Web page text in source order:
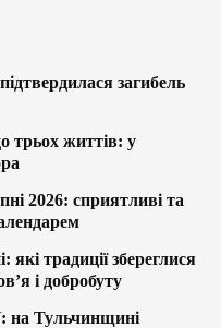
загибель
трьох життів: у
2026: сприятливі та
традиції збереглися
і добробуту
на Тульчинщині